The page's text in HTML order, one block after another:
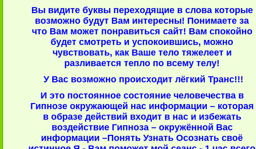
Вы видите буквы переходящие в слова которые
возможно будут Вам интересны! Понимаете за
что Вам может понравиться сайт! Вам спокойно
будет смотреть и успокоившись, можно
чувствовать, как Ваше тело тяжелеет и
разливается тепло по всему телу!
У Вас возможно происходит лёгкий Транс!!!
И это постоянное состояние человечества в
Гипнозе окружающей нас информации – которая
в образе действий входит в нас и избежать
воздействие Гипноза – окружённой Вас
информации –Понять Узнать Осознать своё